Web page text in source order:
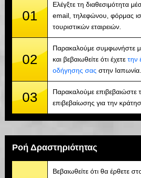
01
Ελέγξτε τη διαθεσιμότητα
email, τηλεφώνου, φόρμας
τουριστικών εταιρειών.
02
Παρακαλούμε συμφωνήστε
και βεβαιωθείτε ότι έχετε την
οδήγησης σας στην Ιαπωνία.
03
Παρακαλούμε επιβεβαιώστε
επιβεβαίωσης για την
Ροή Δραστηριότητας
Βεβαιωθείτε ότι θα έρθετε